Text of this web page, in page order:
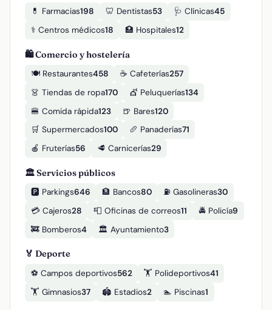
💊 Farmacias198 🦷 Dentistas53 🩺 Clínicas45
⚕️ Centros médicos18 🏥 Hospitales12
🛍️ Comercio y hostelería
🍽️ Restaurantes458 ☕ Cafeterías257
👗 Tiendas de ropa170 💇 Peluquerías134
🍔 Comida rápida123 🍺 Bares120
🛒 Supermercados100 🥖 Panaderías71
🍎 Fruterías56 🥩 Carnicerías29
🏛️ Servicios públicos
🅿️ Parkings646 🏦 Bancos80 ⛽ Gasolineras30
💳 Cajeros28 📮 Oficinas de correos11 🚔 Policía9
🚒 Bomberos4 🏛️ Ayuntamiento3
🏅 Deporte
⚽ Campos deportivos562 🏋️ Polideportivos41
🏋️ Gimnasios37 🏟️ Estadios2 🏊 Piscinas1